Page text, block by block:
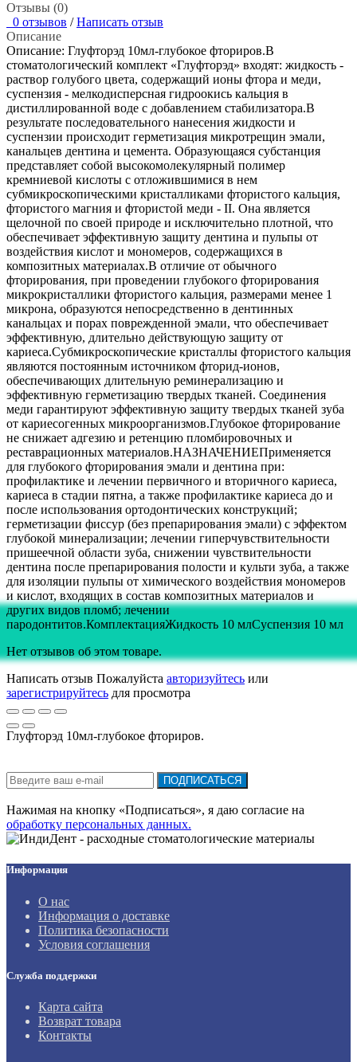
Отзывы (0)
0 отзывов / Написать отзыв
Описание
Описание: Глуфторэд 10мл-глубокое фториров.В
стоматологический комплект «Глуфторэд» входят: жидкость -
раствор голубого цвета, содержащий ионы фтора и меди,
суспензия - мелкодисперсная гидроокись кальция в
дистиллированной воде с добавлением стабилизатора.В
результате последовательного нанесения жидкости и
суспензии происходит герметизация микротрещин эмали,
канальцев дентина и цемента. Образующаяся субстанция
представляет собой высокомолекулярный полимер
кремниевой кислоты с отложившимися в нем
субмикроскопическими кристалликами фтористого кальция,
фтористого магния и фтористой меди - II. Она является
щелочной по своей природе и исключительно плотной, что
обеспечивает эффективную защиту дентина и пульпы от
воздействия кислот и мономеров, содержащихся в
композитных материалах.В отличие от обычного
фторирования, при проведении глубокого фторирования
микрокристаллики фтористого кальция, размерами менее 1
микрона, образуются непосредственно в дентинных
канальцах и порах поврежденной эмали, что обеспечивает
эффективную, длительно действующую защиту от
кариеса.Субмикроскопические кристаллы фтористого кальция
являются постоянным источником фторид-ионов,
обеспечивающих длительную реминерализацию и
эффективную герметизацию твердых тканей. Соединения
меди гарантируют эффективную защиту твердых тканей зуба
от кариесогенных микроорганизмов.Глубокое фторирование
не снижает адгезию и ретенцию пломбировочных и
реставрационных материалов.НАЗНАЧЕНИЕПрименяется
для глубокого фторирования эмали и дентина при:
профилактике и лечении первичного и вторичного кариеса,
кариеса в стадии пятна, а также профилактике кариеса до и
после использования ортодонтических конструкций;
герметизации фиссур (без препарирования эмали) с эффектом
глубокой минерализации; лечении гиперчувствительности
пришеечной области зуба, снижении чувствительности
дентина после препарирования полости и культи зуба, а также
для изоляции пульпы от химического воздействия мономеров
и кислот, входящих в состав композитных материалов и
других видов пломб; лечении
пародонтитов.КомплектацияЖидкость 10 млСуспензия 10 мл
Нет отзывов об этом товаре.
Написать отзыв Пожалуйста авторизуйтесь или
зарегистрируйтесь для просмотра
Глуфторэд 10мл-глубокое фториров.
ПОДПИСАТЬСЯ
Нажимая на кнопку «Подписаться», я даю cогласие на
обработку персональных данных.
Информация
О нас
Информация о доставке
Политика безопасности
Условия соглашения
Служба поддержки
Карта сайта
Возврат товара
Контакты